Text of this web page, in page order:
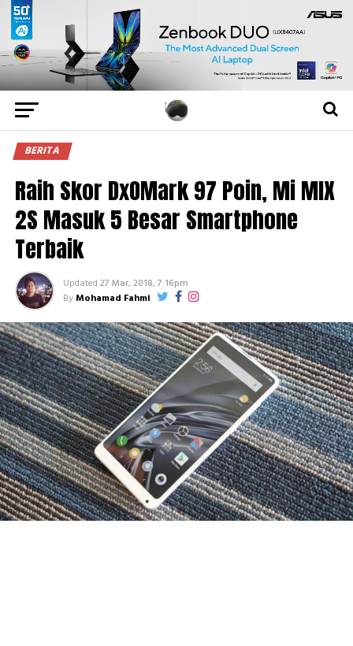
BERITA
Raih Skor DxOMark 97 Poin, Mi MIX
2S Masuk 5 Besar Smartphone
Terbaik
Updated 27 Mar, 2018, 7:16pm
ByMohamad Fahmi